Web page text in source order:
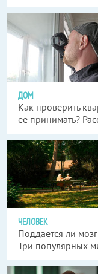
ДОМ
Как проверить
ее принимать?
ЧЕЛОВЕК
Поддается ли
Три популярных